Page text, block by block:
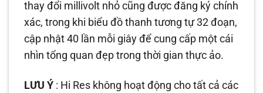
thay đổi millivolt nhỏ cũng được đăng ký chính
xác, trong khi biểu đồ thanh tương tự 32 đoạn,
cập nhật 40 lần mỗi giây để cung cấp một cái
nhìn tổng quan đẹp trong thời gian thực ảo.
LƯU Ý : Hi Res không hoạt động cho tất cả các